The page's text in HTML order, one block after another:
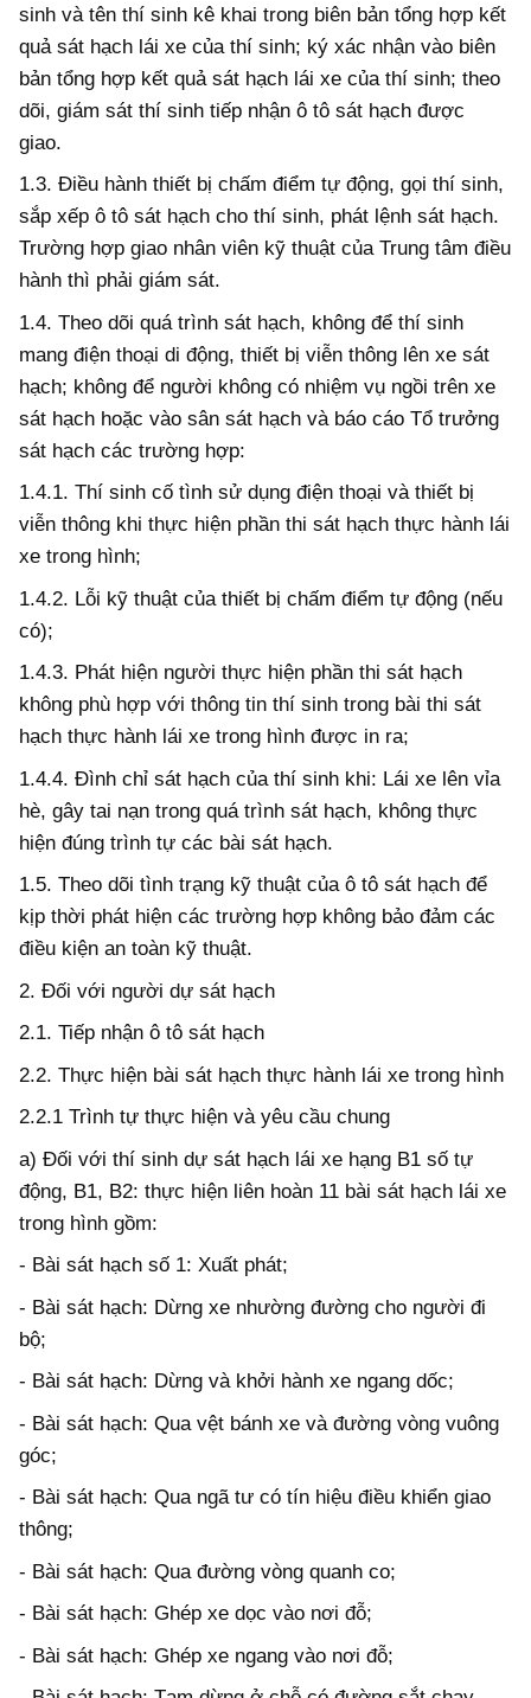
sinh và tên thí sinh kê khai trong biên bản tổng hợp kết
quả sát hạch lái xe của thí sinh; ký xác nhận vào biên
bản tổng hợp kết quả sát hạch lái xe của thí sinh; theo
dõi, giám sát thí sinh tiếp nhận ô tô sát hạch được
giao.
1.3. Điều hành thiết bị chấm điểm tự động, gọi thí sinh,
sắp xếp ô tô sát hạch cho thí sinh, phát lệnh sát hạch.
Trường hợp giao nhân viên kỹ thuật của Trung tâm điều
hành thì phải giám sát.
1.4. Theo dõi quá trình sát hạch, không để thí sinh
mang điện thoại di động, thiết bị viễn thông lên xe sát
hạch; không để người không có nhiệm vụ ngồi trên xe
sát hạch hoặc vào sân sát hạch và báo cáo Tổ trưởng
sát hạch các trường hợp:
1.4.1. Thí sinh cố tình sử dụng điện thoại và thiết bị
viễn thông khi thực hiện phần thi sát hạch thực hành lái
xe trong hình;
1.4.2. Lỗi kỹ thuật của thiết bị chấm điểm tự động (nếu
có);
1.4.3. Phát hiện người thực hiện phần thi sát hạch
không phù hợp với thông tin thí sinh trong bài thi sát
hạch thực hành lái xe trong hình được in ra;
1.4.4. Đình chỉ sát hạch của thí sinh khi: Lái xe lên vỉa
hè, gây tai nạn trong quá trình sát hạch, không thực
hiện đúng trình tự các bài sát hạch.
1.5. Theo dõi tình trạng kỹ thuật của ô tô sát hạch để
kịp thời phát hiện các trường hợp không bảo đảm các
điều kiện an toàn kỹ thuật.
2. Đối với người dự sát hạch
2.1. Tiếp nhận ô tô sát hạch
2.2. Thực hiện bài sát hạch thực hành lái xe trong hình
2.2.1 Trình tự thực hiện và yêu cầu chung
a) Đối với thí sinh dự sát hạch lái xe hạng B1 số tự
động, B1, B2: thực hiện liên hoàn 11 bài sát hạch lái xe
trong hình gồm:
- Bài sát hạch số 1: Xuất phát;
- Bài sát hạch: Dừng xe nhường đường cho người đi
bộ;
- Bài sát hạch: Dừng và khởi hành xe ngang dốc;
- Bài sát hạch: Qua vệt bánh xe và đường vòng vuông
góc;
- Bài sát hạch: Qua ngã tư có tín hiệu điều khiển giao
thông;
- Bài sát hạch: Qua đường vòng quanh co;
- Bài sát hạch: Ghép xe dọc vào nơi đỗ;
- Bài sát hạch: Ghép xe ngang vào nơi đỗ;